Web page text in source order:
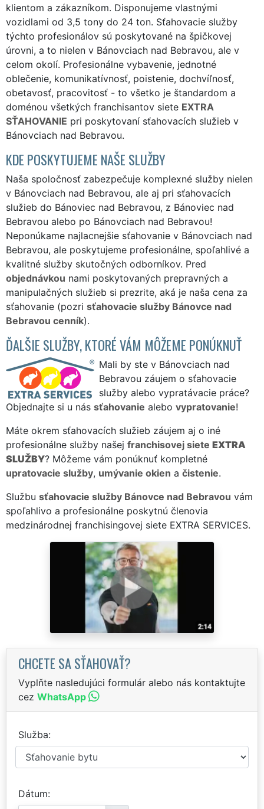
klientom a zákazníkom. Disponujeme vlastnými
vozidlami od 3,5 tony do 24 ton. Sťahovacie služby
týchto profesionálov sú poskytované na špičkovej
úrovni, a to nielen v Bánovciach nad Bebravou, ale v
celom okolí. Profesionálne vybavenie, jednotné
oblečenie, komunikatívnosť, poistenie, dochvíľnosť,
obetavosť, pracovitosť - to všetko je štandardom a
doménou všetkých franchisantov siete EXTRA
SŤAHOVANIE pri poskytovaní sťahovacích služieb v
Bánovciach nad Bebravou.
KDE POSKYTUJEME NAŠE SLUŽBY
Naša spoločnosť zabezpečuje komplexné služby nielen
v Bánovciach nad Bebravou, ale aj pri sťahovacích
služieb do Bánoviec nad Bebravou, z Bánoviec nad
Bebravou alebo po Bánovciach nad Bebravou!
Neponúkame najlacnejšie sťahovanie v Bánovciach nad
Bebravou, ale poskytujeme profesionálne, spoľahlivé a
kvalitné služby skutočných odborníkov. Pred
objednávkou nami poskytovaných prepravných a
manipulačných služieb si prezrite, aká je naša cena za
sťahovanie (pozri sťahovacie služby Bánovce nad
Bebravou cenník).
ĎALŠIE SLUŽBY, KTORÉ VÁM MÔŽEME PONÚKNUŤ
Mali by ste v Bánovciach nad
Bebravou záujem o sťahovacie
služby alebo vypratávacie práce?
Objednajte si u nás sťahovanie alebo vypratovanie!
Máte okrem sťahovacích služieb záujem aj o iné
profesionálne služby našej franchisovej siete EXTRA
SLUŽBY? Môžeme vám ponúknuť kompletné
upratovacie služby, umývanie okien a čistenie.
Službu sťahovacie služby Bánovce nad Bebravou vám
spoľahlivo a profesionálne poskytnú členovia
medzinárodnej franchisingovej siete EXTRA SERVICES.
CHCETE SA SŤAHOVAŤ?
Vyplňte nasledujúci formulár alebo nás kontaktujte
cez WhatsApp
Služba
Dátum